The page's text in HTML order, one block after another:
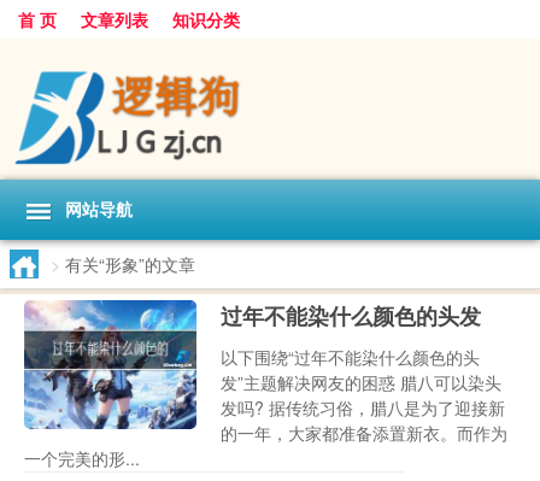
首 页 文章列表 知识分类
网站导航
> 有关“形象”的文章
过年不能染什么颜色的头发
以下围绕“过年不能染什么颜色的头
发”主题解决网友的困惑 腊八可以染头
发吗? 据传统习俗，腊八是为了迎接新
的一年，大家都准备添置新衣。而作为
一个完美的形...